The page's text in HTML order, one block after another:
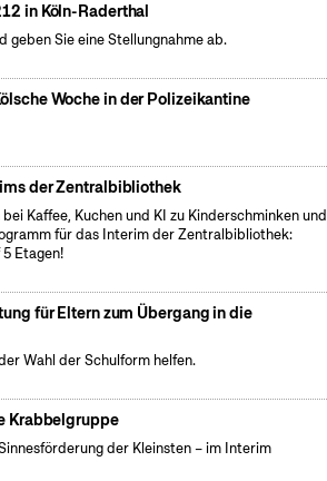
in Köln-Raderthal
geben Sie eine Stellungnahme ab.
Woche in der Polizeikantine
der Zentralbibliothek
Kaffee, Kuchen und KI zu Kinderschminken und
für das Interim der Zentralbibliothek:
Etagen!
für Eltern zum Übergang in die
Wahl der Schulform helfen.
Krabbelgruppe
der Kleinsten – im Interim